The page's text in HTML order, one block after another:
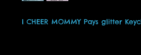
I CHEER MOMMY Pays glitter